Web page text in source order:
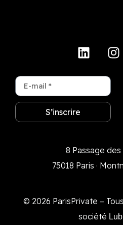
S’inscrire
8 Passage
75018 Paris ·
© 2026 ParisPrivate –
société